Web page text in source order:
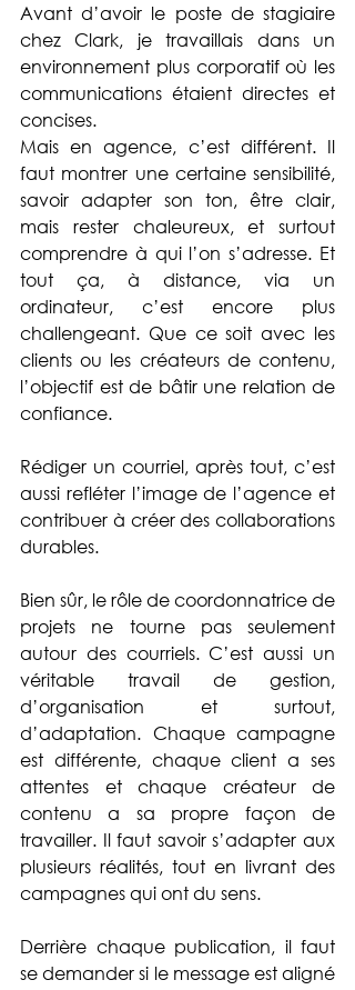
Avant d’avoir le poste de stagiaire
chez Clark, je travaillais dans un
environnement plus corporatif où les
communications étaient directes et
concises.
Mais en agence, c’est différent. Il
faut montrer une certaine sensibilité,
savoir adapter son ton, être clair,
mais rester chaleureux, et surtout
comprendre à qui l’on s’adresse. Et
tout ça, à distance, via un
ordinateur, c’est encore plus
challengeant. Que ce soit avec les
clients ou les créateurs de contenu,
l’objectif est de bâtir une relation de
confiance.
Rédiger un courriel, après tout, c’est
aussi refléter l’image de l’agence et
contribuer à créer des collaborations
durables.
Bien sûr, le rôle de coordonnatrice de
projets ne tourne pas seulement
autour des courriels. C’est aussi un
véritable travail de gestion,
d’organisation et surtout,
d’adaptation. Chaque campagne
est différente, chaque client a ses
attentes et chaque créateur de
contenu a sa propre façon de
travailler. Il faut savoir s’adapter aux
plusieurs réalités, tout en livrant des
campagnes qui ont du sens.
Derrière chaque publication, il faut
se demander si le message est aligné